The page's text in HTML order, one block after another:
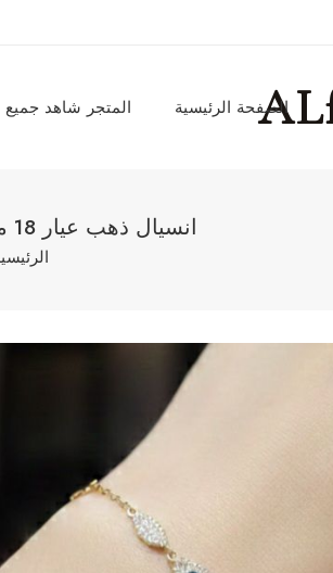
الصفحة الرئيسية المتجر شاهد جميع
انسيال ذهب عيار 18 مرصعة بفص أزرق وزركون – تصميم ملكي راقٍ